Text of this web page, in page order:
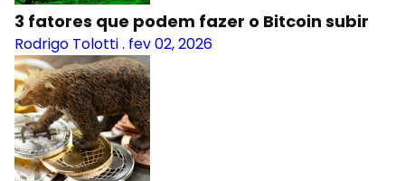
3 fatores que podem fazer o Bitcoin subir
Rodrigo Tolotti. fev 02, 2026